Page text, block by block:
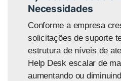
Necessidades
Conforme a empresa
solicitações de suporte
estrutura de níveis de
Help Desk escalar de
aumentando ou